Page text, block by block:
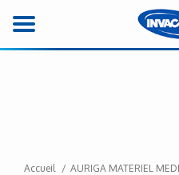
Accueil AURIGA MATERIEL